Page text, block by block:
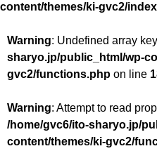
content/themes/ki-gvc2/
Warning: Undefined array
sharyo.jp/public_html/wp-
gvc2/functions.php on line
Warning: Attempt to read
/home/gvc6/ito-sharyo.jp/
content/themes/ki-gvc2/